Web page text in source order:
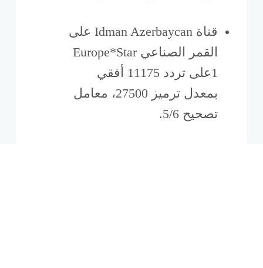
قناة Idman Azerbaycan على
القمر الصناعي Europe*Star
1على تردد 11175 أفقي
بمعدل ترميز 27500، معامل
تصحيح 5/6.